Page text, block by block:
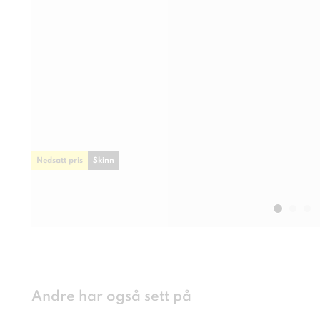
Nedsatt pris Skinn
Andre har også sett på